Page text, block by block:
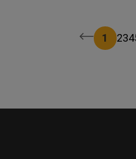
1 234